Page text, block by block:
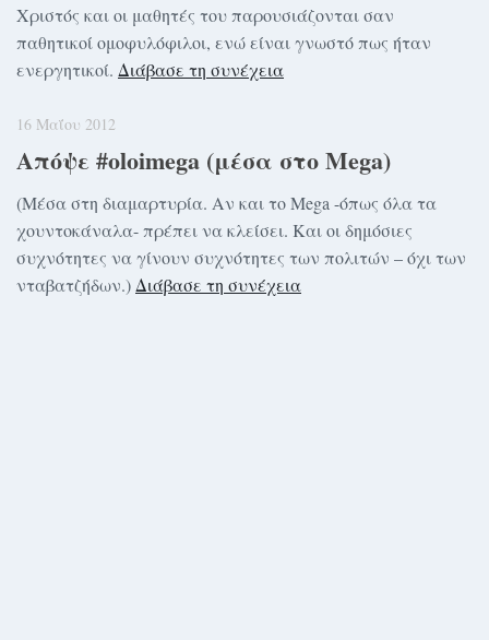
Χριστός και οι μαθητές του παρουσιάζονται σαν
παθητικοί ομοφυλόφιλοι, ενώ είναι γνωστό πως ήταν
ενεργητικοί. Διάβασε τη συνέχεια
16 Μαΐου 2012
Απόψε #oloimega (μέσα στο Mega)
(Μέσα στη διαμαρτυρία. Αν και το Mega -όπως όλα τα
χουντοκάναλα- πρέπει να κλείσει. Και οι δημόσιες
συχνότητες να γίνουν συχνότητες των πολιτών – όχι των
νταβατζήδων.) Διάβασε τη συνέχεια